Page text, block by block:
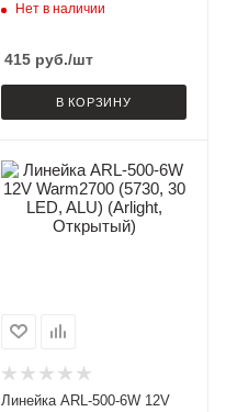
Нет в наличии
415руб./шт
В КОРЗИНУ
Линейка ARL-500-6W 12V